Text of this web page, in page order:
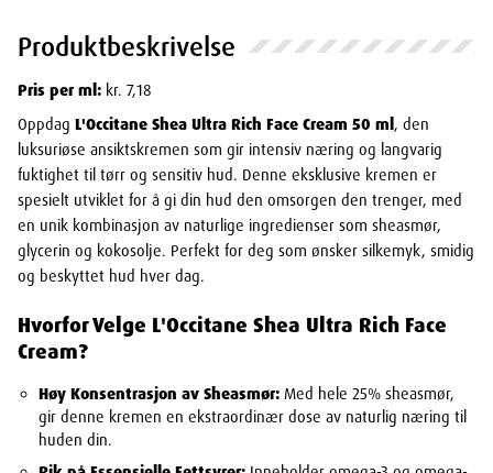
Produktbeskrivelse
Pris per ml: kr. 7,18
Oppdag L'Occitane Shea Ultra Rich Face Cream 50 ml , den
luksuriøse ansiktskremen som gir intensiv næring og langvarig
fuktighet til tørr og sensitiv hud. Denne eksklusive kremen er
spesielt utviklet for å gi din hud den omsorgen den trenger, med
en unik kombinasjon av naturlige ingredienser som sheasmør,
glycerin og kokosolje. Perfekt for deg som ønsker silkemyk, smidig
og beskyttet hud hver dag.
Hvorfor Velge L'Occitane Shea Ultra Rich Face
Cream?
Høy Konsentrasjon av Sheasmør: Med hele 25% sheasmør,
gir denne kremen en ekstraordinær dose av naturlig næring til
huden din.